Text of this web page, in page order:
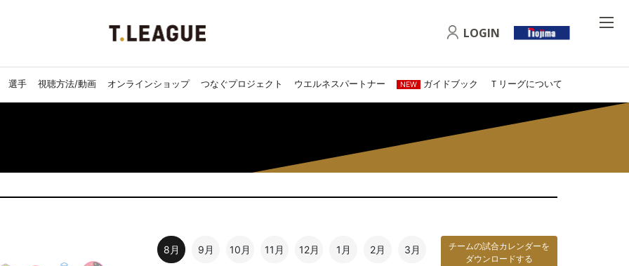
LOGIN
選手 視聴方法/動画 オンラインショップ つなぐプロジェクト ウエルネスパートナー NEW ガイドブック Ｔリーグについて
8月 9月 10月 11月 12月 1月 2月 3月
チームの試合カレンダーを
ダウンロードする